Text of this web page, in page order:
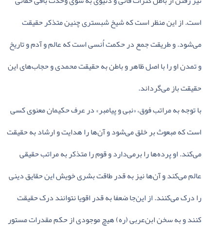
است‌. از این‌ منظر است‌ که‌ شیخ‌ شبستری‌ چنین‌ متذکر حقیقت‌
می‌شود. و طریقت‌ جمع‌ در حکمت‌ اُنسی‌ است‌ که‌ عالم‌ و آدم‌ و تاریخ‌
و تمدن‌ او را با اصل‌ ظاهر و باطن‌ به‌ حقیقت‌ محمدی‌ و حجاب‌های‌ این‌
حقیقت‌ باز می‌گرداند.
با توجه‌ به‌ مراتب‌ فوق‌، «نبی‌ و پیامبر» در عرف‌ حکیمان‌ معنوی‌ کسی‌
است‌ که‌ مبعوث‌ بر خلق‌ می‌شود و آن‌ها را هدایت‌ و ارشاد به‌ حقیقت‌
می‌کند. او پرده‌ها را برمی‌دارد و قوم‌ را متذکر به‌ مراتب‌ حقیقی‌
عالم‌ می‌کند و آن‌ها نیز به‌ قدر طاقت‌ بشری‌ خویش‌ این‌ حقایق‌ دینی‌
را درک‌ می‌کنند. از این‌جا ضعفا به‌ قدر اقویا نتوانند درک‌ حقیقت‌
کنند و به‌ سخن‌ ابن‌عربی‌ (ره‌) هیچ‌ موجودی‌ از حکم‌ مقدرات‌ مستور